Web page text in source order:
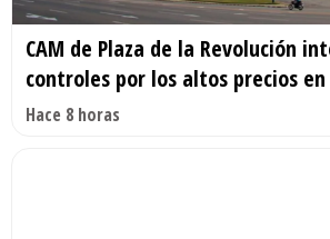
CAM de Plaza de la Revolución
controles por los altos precios
Hace 8 horas